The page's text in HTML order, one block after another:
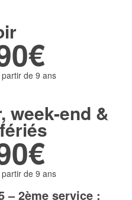
de 9 ans
week-end &
de 9 ans
– 2ème service :